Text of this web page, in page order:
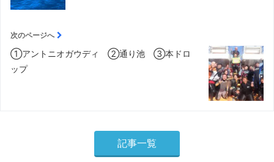
次のページへ
①アントニオガウディ ②通り池 ③本ドロ
ップ
記事一覧